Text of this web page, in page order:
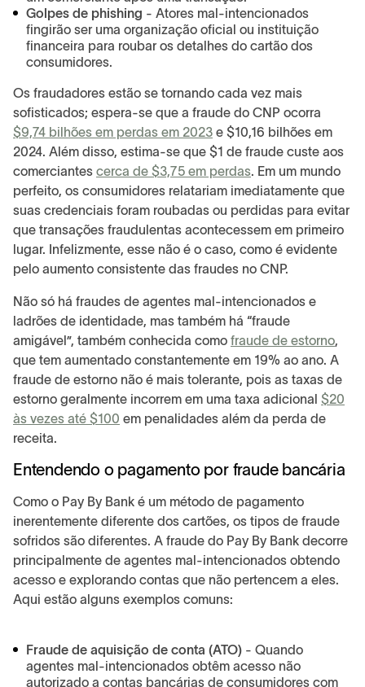
Golpes de phishing - Atores mal-intencionados
fingirão ser uma organização oficial ou instituição
financeira para roubar os detalhes do cartão dos
consumidores.
Os fraudadores estão se tornando cada vez mais
sofisticados; espera-se que a fraude do CNP ocorra
$9,74 bilhões em perdas em 2023 e $10,16 bilhões em
2024. Além disso, estima-se que $1 de fraude custe aos
comerciantes cerca de $3,75 em perdas. Em um mundo
perfeito, os consumidores relatariam imediatamente que
suas credenciais foram roubadas ou perdidas para evitar
que transações fraudulentas acontecessem em primeiro
lugar. Infelizmente, esse não é o caso, como é evidente
pelo aumento consistente das fraudes no CNP.
Não só há fraudes de agentes mal-intencionados e
ladrões de identidade, mas também há “fraude
amigável”, também conhecida como fraude de estorno,
que tem aumentado constantemente em 19% ao ano. A
fraude de estorno não é mais tolerante, pois as taxas de
estorno geralmente incorrem em uma taxa adicional $20
às vezes até $100 em penalidades além da perda de
receita.
Entendendo o pagamento por fraude bancária
Como o Pay By Bank é um método de pagamento
inerentemente diferente dos cartões, os tipos de fraude
sofridos são diferentes. A fraude do Pay By Bank decorre
principalmente de agentes mal-intencionados obtendo
acesso e explorando contas que não pertencem a eles.
Aqui estão alguns exemplos comuns:
Fraude de aquisição de conta (ATO) - Quando
agentes mal-intencionados obtêm acesso não
autorizado a contas bancárias de consumidores com